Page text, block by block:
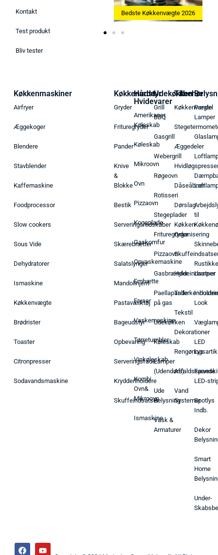
Kontakt
Test produkt
Bliv tester
Bedste Ismaskine 2026 Bedste Køkkenvægte 2026
Køkkenmaskiner
Airfryer
Æggekoger
Blendere
Stavblender
Kaffemaskine
Foodprocessor
Slow cookers
Sous Vide
Dehydratorer
Ismaskine
Køkkenvægte
Brødrister
Toaster
Citronpresser
Sodavandsmaskine
Køkkenudstyr
Gryder
Frituregryder
Pander
Knive
&
Blokke
Bestik
Serveringsredskaber
Skærebrætter
Salatslynger
Mandolinjern
Pastaværktøj
Bageudstyr
Opbevaring
Serveringsfade
Krydderiholdere
Skuffeindsatser
Hårde
Hvidevarer
Amerikaner
Køleskab
Køleskab
Mikroovn
Ovn
Pizzaovn
Kogeplade
Gaskomfur
Opvaskemaskine
Emhætte
Fryser
Vaskemaskine
Tørretumbler
Vinkøleskab
Kombi
Ovn&
Mikroovn
Ismaskine
Udekøkken
Grill
BBQ
Gasgrill
Webergrill
Røgeovn
Rotisseri
Stegeplader
Frituregryder
Pizzaovn
Gasbrænder
Paellapande
på gas
Udekøkken
Køleskab
Lamper
(Udendørs)
Ude
Belysning
Vask &
Armaturer
Tilbehør
Køkkenvægte
Æggedeler
Dåseåbner
Dørslag
Køkken
Organisering
Hyldeindsatser
Tekstil
Dekorationer
Affaldsspande
Vand
Systemer
Pendel
Lamper
til
Rustikke
Lamper
Look
LED
Lys
LED-
Spotlys
Indb.
Dekor
Smart
Home
Under-